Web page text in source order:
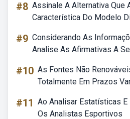
#8 Assinale A Alternativa Que
Característica Do Modelo
#9 Considerando As
Analise As Afirmativas A
#10 As Fontes Não
Totalmente Em Prazos
#11 Ao Analisar Estatísticas
Os Analistas Esportivos